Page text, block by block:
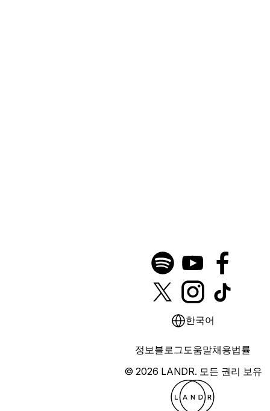
한국어
© 2026 LANDR. 모든 권리 보유
정보블로그도움말채용법률